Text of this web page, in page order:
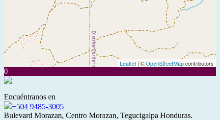
Leaflet| ©OpenStreetMapcontributors
0
Encuéntranos en
+504 9485-3005
Bulevard Morazan, Centro Morazan, Tegucigalpa Honduras.